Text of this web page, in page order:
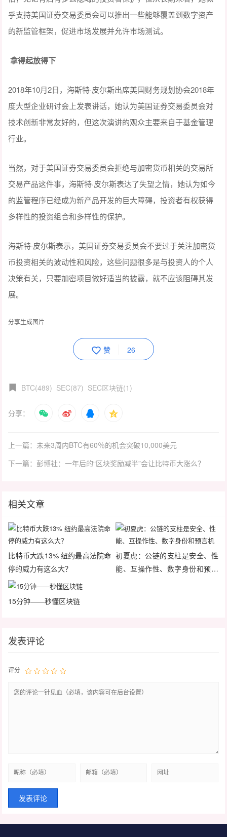
乎支持美国证券交易委员会可以推出一些能够覆盖到数字资产
的新监管框架，促进市场发展并允许市场测试。
拿得起放得下
2018年10月2日，海斯特·皮尔斯出席美国财务规划协会2018年
度大型企业研讨会上发表讲话，她认为美国证券交易委员会对
技术创新非常友好的，但这次演讲的观众主要来自于基金管理
行业。
当然，对于美国证券交易委员会拒绝与加密货币相关的交易所
交易产品这件事，海斯特·皮尔斯表达了失望之情，她认为如今
的监管程序已经成为新产品开发的巨大障碍，投资者有权获得
多样性的投资组合和多样性的保护。
海斯特·皮尔斯表示，美国证券交易委员会不要过于关注加密货
币投资相关的波动性和风险，这些问题很多是与投资人的个人
决策有关，只要加密项目做好适当的披露，就不应该阻碍其发
展。
分享生成图片
赞 26
BTC(489) SEC(87) SEC区块链(1)
分享：
上一篇：未来3周内BTC有60％的机会突破10,000美元
下一篇：彭博社：一年后的“区块奖励减半”会让比特币大涨么？
相关文章
比特币大跌13% 纽约最高法院命
停的威力有这么大？
初夏虎：公链的支柱是安全、性
能、互操作性、数字身份和预言
15分钟——秒懂区块链
发表评论
评分